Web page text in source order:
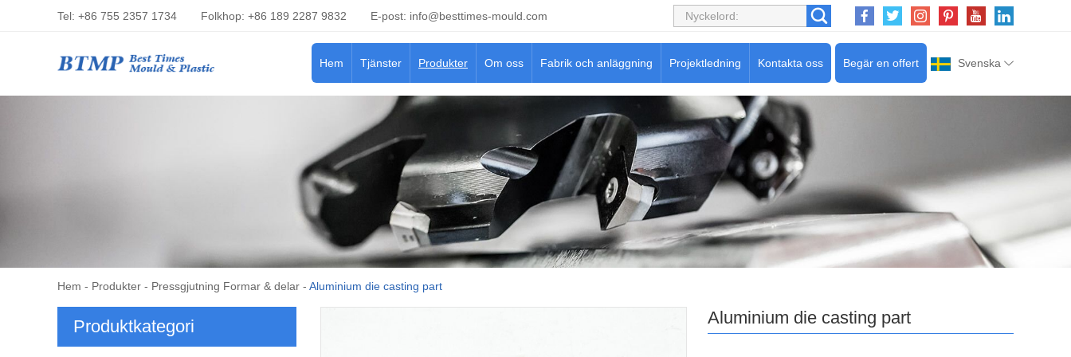
Tel: +86 755 2357 1734 Folkhop: +86 189 2287 9832 E-post: info@besttimes-mould.com
Svenska
Begär en offert
Hem Tjänster Produkter Om oss Fabrik och anläggning Projektledning Kontakta oss
Hem - Produkter - Pressgjutning Formar & delar - Aluminium die casting part
Aluminium die casting part
Produktkategori